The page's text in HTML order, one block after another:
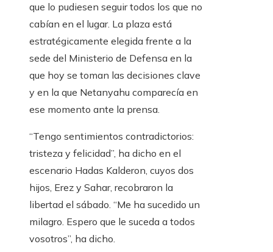
que lo pudiesen seguir todos los que no
cabían en el lugar. La plaza está
estratégicamente elegida frente a la
sede del Ministerio de Defensa en la
que hoy se toman las decisiones clave
y en la que Netanyahu comparecía en
ese momento ante la prensa.
“Tengo sentimientos contradictorios:
tristeza y felicidad”, ha dicho en el
escenario Hadas Kalderon, cuyos dos
hijos, Erez y Sahar, recobraron la
libertad el sábado. “Me ha sucedido un
milagro. Espero que le suceda a todos
vosotros”, ha dicho.